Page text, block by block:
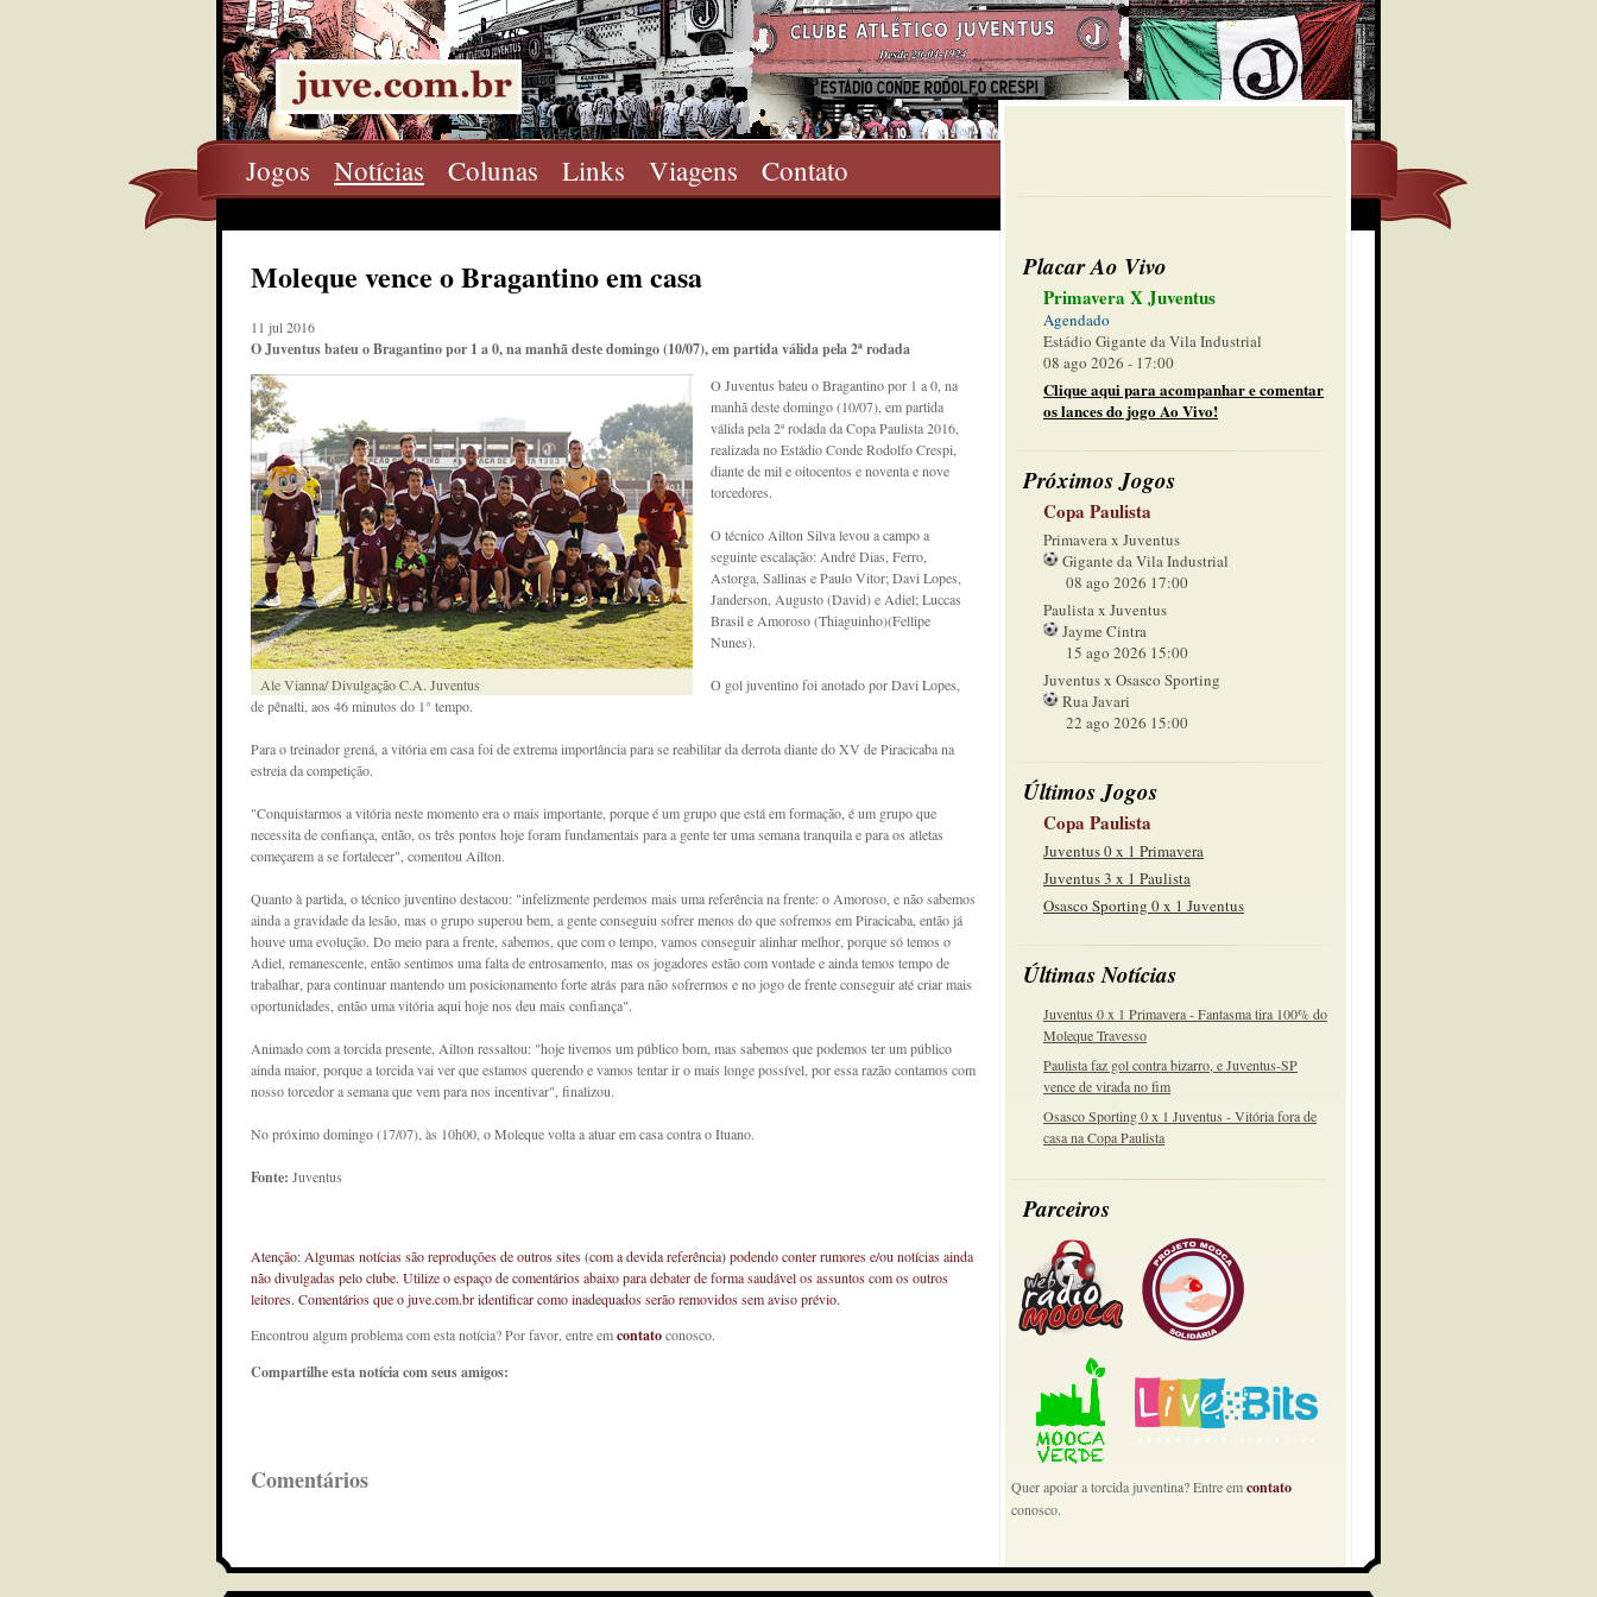
Jogos Notícias Colunas Links Viagens Contato
Placar Ao Vivo
Primavera X Juventus
Agendado
Estádio Gigante da Vila Industrial
08 ago 2026 - 17:00
Clique aqui para acompanhar e comentar
os lances do jogo Ao Vivo!
Próximos Jogos
Copa Paulista
Primavera x Juventus
Gigante da Vila Industrial
08 ago 2026 17:00
Paulista x Juventus
Jayme Cintra
15 ago 2026 15:00
Juventus x Osasco Sporting
Rua Javari
22 ago 2026 15:00
Últimos Jogos
Copa Paulista
Juventus 0 x 1 Primavera
Juventus 3 x 1 Paulista
Osasco Sporting 0 x 1 Juventus
Últimas Notícias
Juventus 0 x 1 Primavera - Fantasma tira 100% do
Moleque Travesso
Paulista faz gol contra bizarro, e Juventus-SP
vence de virada no fim
Osasco Sporting 0 x 1 Juventus - Vitória fora de
casa na Copa Paulista
Parceiros
Quer apoiar a torcida juventina? Entre emcontato
conosco.
Moleque vence o Bragantino em casa
11 jul 2016
O Juventus bateu o Bragantino por 1 a 0, na manhã deste domingo (10/07), em partida válida pela 2ª rodada
Ale Vianna/ Divulgação C.A. Juventus
O Juventus bateu o Bragantino por 1 a 0, na
manhã deste domingo (10/07), em partida
válida pela 2ª rodada da Copa Paulista 2016,
realizada no Estádio Conde Rodolfo Crespi,
diante de mil e oitocentos e noventa e nove
torcedores.
O técnico Ailton Silva levou a campo a
seguinte escalação: André Dias, Ferro,
Astorga, Sallinas e Paulo Vitor; Davi Lopes,
Janderson, Augusto (David) e Adiel; Luccas
Brasil e Amoroso (Thiaguinho)(Fellipe
Nunes).
O gol juventino foi anotado por Davi Lopes,
de pênalti, aos 46 minutos do 1° tempo.
Para o treinador grená, a vitória em casa foi de extrema importância para se reabilitar da derrota diante do XV de Piracicaba na
estreia da competição.
"Conquistarmos a vitória neste momento era o mais importante, porque é um grupo que está em formação, é um grupo que
necessita de confiança, então, os três pontos hoje foram fundamentais para a gente ter uma semana tranquila e para os atletas
começarem a se fortalecer", comentou Ailton.
Quanto à partida, o técnico juventino destacou: "infelizmente perdemos mais uma referência na frente: o Amoroso, e não sabemos
ainda a gravidade da lesão, mas o grupo superou bem, a gente conseguiu sofrer menos do que sofremos em Piracicaba, então já
houve uma evolução. Do meio para a frente, sabemos, que com o tempo, vamos conseguir alinhar melhor, porque só temos o
Adiel, remanescente, então sentimos uma falta de entrosamento, mas os jogadores estão com vontade e ainda temos tempo de
trabalhar, para continuar mantendo um posicionamento forte atrás para não sofrermos e no jogo de frente conseguir até criar mais
oportunidades, então uma vitória aqui hoje nos deu mais confiança".
Animado com a torcida presente, Ailton ressaltou: "hoje tivemos um público bom, mas sabemos que podemos ter um público
ainda maior, porque a torcida vai ver que estamos querendo e vamos tentar ir o mais longe possível, por essa razão contamos com
nosso torcedor a semana que vem para nos incentivar", finalizou.
No próximo domingo (17/07), às 10h00, o Moleque volta a atuar em casa contra o Ituano.
Fonte: Juventus
Atenção: Algumas notícias são reproduções de outros sites (com a devida referência) podendo conter rumores e/ou notícias ainda
não divulgadas pelo clube. Utilize o espaço de comentários abaixo para debater de forma saudável os assuntos com os outros
leitores. Comentários que o juve.com.br identificar como inadequados serão removidos sem aviso prévio.
Encontrou algum problema com esta notícia? Por favor, entre emcontatoconosco.
Compartilhe esta notícia com seus amigos:
Comentários